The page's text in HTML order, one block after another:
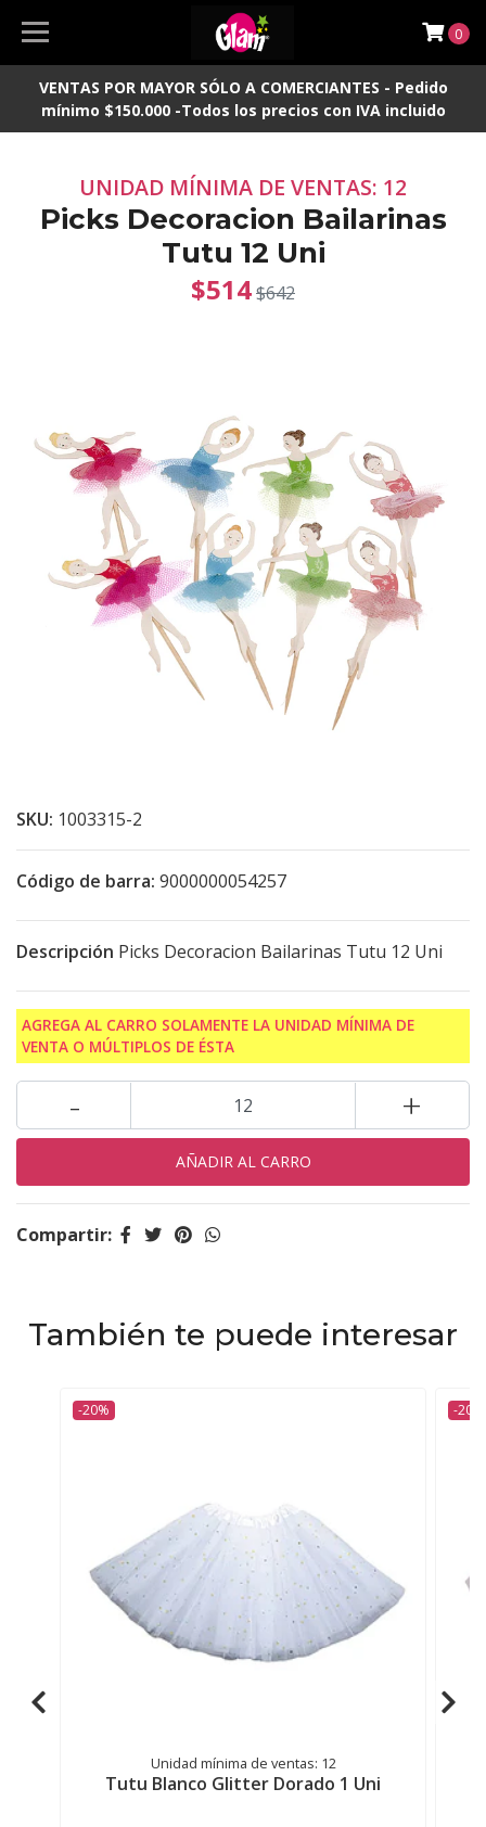
VENTAS POR MAYOR SÓLO A COMERCIANTES - Pedido
mínimo $150.000 -Todos los precios con IVA incluido
0
UNIDAD MÍNIMA DE VENTAS: 12
Picks Decoracion Bailarinas
Tutu 12 Uni
$514$642
SKU: 1003315-2
Código de barra: 9000000054257
Descripción Picks Decoracion Bailarinas Tutu 12 Uni
AGREGA AL CARRO SOLAMENTE LA UNIDAD MÍNIMA DE
VENTA O MÚLTIPLOS DE ÉSTA
+
-
Compartir:
También te puede interesar
-20%
Unidad mínima de ventas: 12
Tutu Blanco Glitter Dorado 1 Uni
-20%